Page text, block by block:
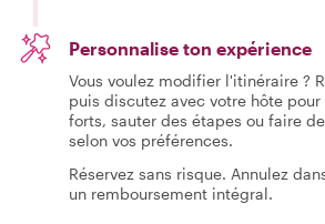
Personnalise ton expérience
Vous voulez modifier l'itinéraire ?
puis discutez avec votre hôte
forts, sauter des étapes ou faire
selon vos préférences.
Réservez sans risque. Annulez
un remboursement intégral.